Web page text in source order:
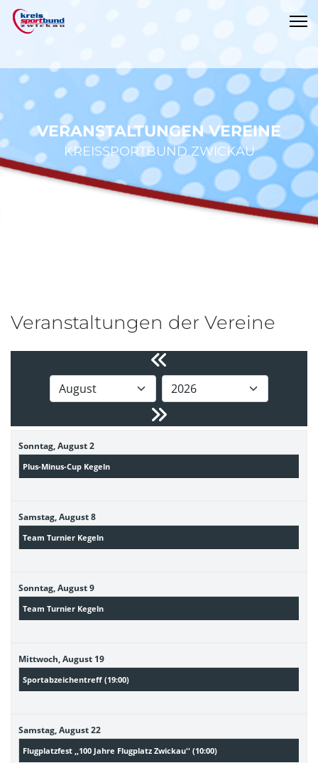
VERANSTALTUNGEN VEREINE
KREISSPORTBUND ZWICKAU
Veranstaltungen der Vereine
Sonntag,August2
Plus-Minus-Cup Kegeln
Samstag,August8
Team Turnier Kegeln
Sonntag,August9
Team Turnier Kegeln
Mittwoch,August 19
Sportabzeichentreff (19:00)
Samstag,August22
Flugplatzfest ,,100 Jahre Flugplatz Zwickau'' (10:00)